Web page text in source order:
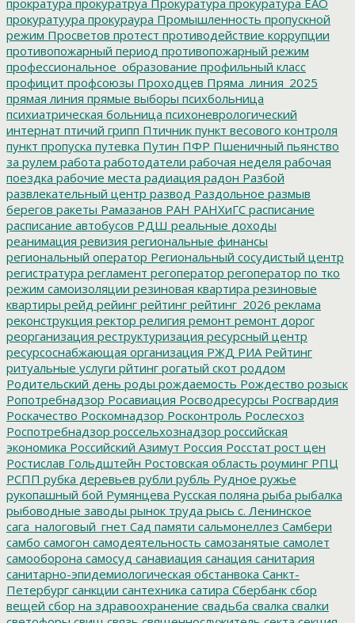
прокуратуура прокураура Промышленность пропускной
режим Просветов протест противодействие коррупции
противопожарный период противопожарный режим
профессиональное_образование профильный класс
профицит профсоюзы Проходцев Пряма_линия_2025
прямая линия прямые выборы психбольница
психиатрическая больница психоневрологический
интернат птичий грипп Птичник пункт весового контроля
пункт пропуска путевка Путин ПФР Пшеничный пьянство
за рулем работа работодатели рабочая неделя рабочая
поездка рабочие места радиация радон Разбой
развлекательный центр развод Раздольное размыв
берегов ракеты Рамазанов РАН РАНХиГС расписание
расписание автобусов РДШ реальные доходы
реанимация ревизия региональные финансы
региональный оператор Региональный сосудистый центр
регистратура регламент регоператор регоператор по тко
режим самоизоляции резиновая квартира резиновые
квартиры рейд рейинг рейтинг рейтинг_2026 реклама
реконструкция ректор религия ремонт ремонт дорог
реорганизация реструктуризация ресурсный центр
ресурсоснабжающая организация РЖД РИА Рейтинг
ритуальные услуги рйтинг рогатый скот роддом
Родительский день роды рождаемость Рождество розыск
Ропотребнадзор Росавиация Росводресурсы Росгвардия
Роскачество Роскомнадзор Росконтроль Рослесхоз
Роспотребнадзор россельхознадзор российская
экономика Российский Азимут Россия Росстат рост цен
Ростислав Гольдштейн Ростовская область роуминг РПЦ
РСПП рубка деревьев рубли рубль Рудное ружье
рукопашный бой Румянцева Русская поляна рыба рыбалка
рыбоводные заводы рынок труда рысь с. Ленинское
сага_налоговый_гнет Сад памяти сальмонеллез Самбери
самбо самогон самодеятельность самозанятые самолет
самооборона самосуд санавиация санация санитария
санитарно-эпидемиологическая обстанвока Санкт-
Петербург санкции сантехника сатира Сбербанк сбор
вещей сбор на здравоохранение свадьба свалка свалки